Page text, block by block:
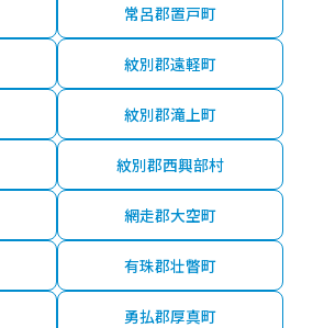
常呂郡置戸町
紋別郡遠軽町
紋別郡滝上町
紋別郡西興部村
網走郡大空町
有珠郡壮瞥町
勇払郡厚真町